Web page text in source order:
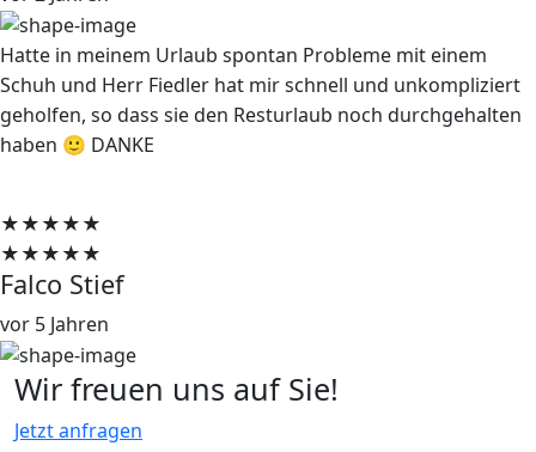
Hatte in meinem Urlaub spontan Probleme mit einem
Schuh und Herr Fiedler hat mir schnell und unkompliziert
geholfen, so dass sie den Resturlaub noch durchgehalten
haben 🙂 DANKE
★★★★★
★★★★★
Falco Stief
vor 5 Jahren
Wir freuen uns auf Sie!
Jetzt anfragen